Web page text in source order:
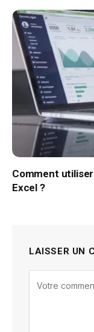
Comment utiliser
Excel ?
LAISSER UN